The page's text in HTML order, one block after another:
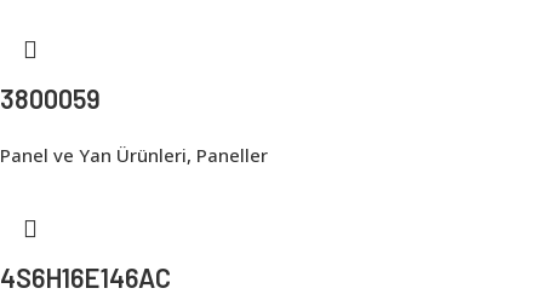
3800059
Panel ve Yan Ürünleri, Paneller
4S6H16E146AC